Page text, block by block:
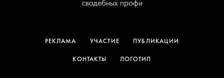
свадебных профи
РЕКЛАМА УЧАСТИЕ ПУБЛИКАЦИИ
КОНТАКТЫ ЛОГОТИП